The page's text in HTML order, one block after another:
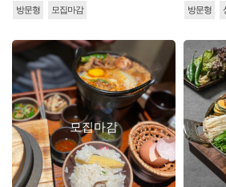
방문형 모집마감 방문형
모집마감